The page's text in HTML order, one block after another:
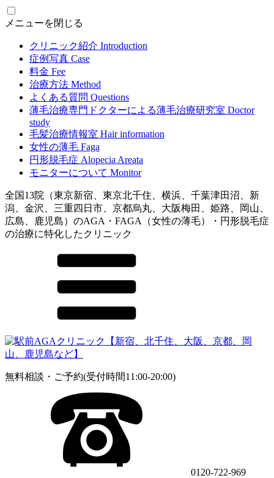
メニューを閉じる
クリニック紹介 Introduction
症例写真 Case
料金 Fee
治療方法 Method
よくある質問 Questions
薄毛治療専門ドクターによる薄毛治療研究室 Doctor
study
毛髪治療情報室 Hair information
女性の薄毛 Faga
円形脱毛症 Alopecia Areata
モニターについて Monitor
全国13院（東京新宿、東京北千住、横浜、千葉津田沼、新
潟、金沢、三重四日市、京都烏丸、大阪梅田、姫路、岡山、
広島、鹿児島）のAGA・FAGA（女性の薄毛）・円形脱毛症
の治療に特化したクリニック
無料相談・ご予約(受付時間11:00-20:00)
0120-722-969